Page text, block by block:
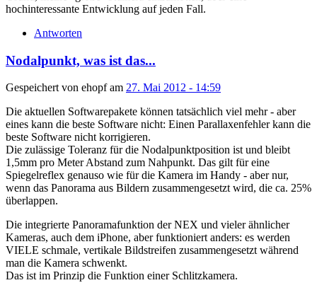
hochinteressante Entwicklung auf jeden Fall.
Antworten
Nodalpunkt, was ist das...
Gespeichert von ehopfam 27. Mai 2012 - 14:59
Die aktuellen Softwarepakete können tatsächlich viel mehr - aber
eines kann die beste Software nicht: Einen Parallaxenfehler kann die
beste Software nicht korrigieren.
Die zulässige Toleranz für die Nodalpunktposition ist und bleibt
1,5mm pro Meter Abstand zum Nahpunkt. Das gilt für eine
Spiegelreflex genauso wie für die Kamera im Handy - aber nur,
wenn das Panorama aus Bildern zusammengesetzt wird, die ca. 25%
überlappen.
Die integrierte Panoramafunktion der NEX und vieler ähnlicher
Kameras, auch dem iPhone, aber funktioniert anders: es werden
VIELE schmale, vertikale Bildstreifen zusammengesetzt während
man die Kamera schwenkt.
Das ist im Prinzip die Funktion einer Schlitzkamera.